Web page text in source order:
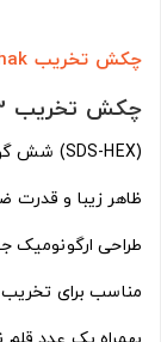
چکش تخریب Mahak مدل DEH-2150
چکش تخریب 23 کیلویی محک مدل DEH-2150
(SDS-HEX) شش گوش
ظاهر زیبا و قدرت
طراحی ارگونومیک
مناسب برای